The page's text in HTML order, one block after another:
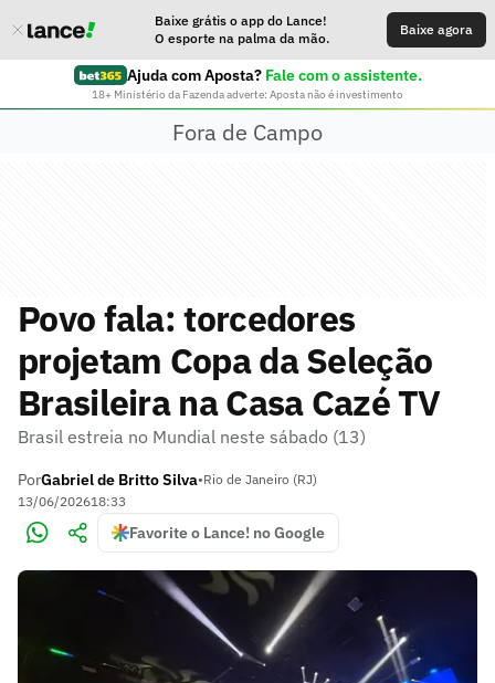
Baixe grátis o app do Lance!
O esporte na palma da mão.
Baixe agora
Ajuda com Aposta? Fale com o assistente.
18+ Ministério da Fazenda adverte: Aposta não é investimento
Fora de Campo
Povo fala: torcedores
projetam Copa da Seleção
Brasileira na Casa Cazé TV
Brasil estreia no Mundial neste sábado (13)
PorGabriel de Britto Silva•Rio de Janeiro (RJ)
13/06/202618:33
Favorite o Lance! no Google